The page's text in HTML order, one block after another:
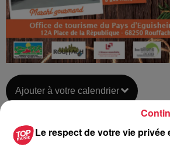
Ajouter à votre calendrier
du8 décembre
Le respect de votre vie